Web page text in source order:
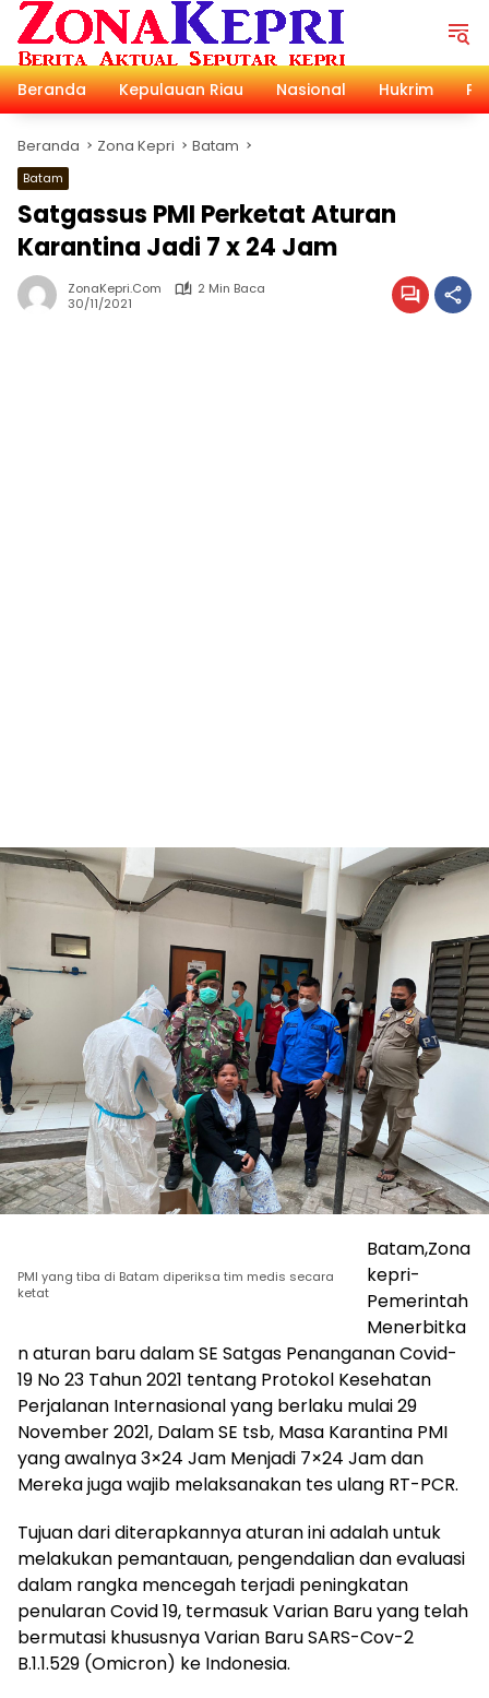
Langsung
konten
Beranda
Kepulauan Riau Nasional Hukrim
Beranda Zona Kepri Batam
Batam
Satgassus PMI Perketat Aturan
Karantina Jadi 7 x 24 Jam
ZonaKepri.com
2 Min Baca
30/11/2021
PMI yang tiba di Batam diperiksa tim medis secara
ketat
Batam,Zona
kepri-
Pemerintah
Menerbitka
n aturan baru dalam SE Satgas Penanganan Covid-
19 No 23 Tahun 2021 tentang Protokol Kesehatan
Perjalanan Internasional yang berlaku mulai 29
November 2021, Dalam SE tsb, Masa Karantina PMI
yang awalnya 3×24 Jam Menjadi 7×24 Jam dan
Mereka juga wajib melaksanakan tes ulang RT-PCR.
Tujuan dari diterapkannya aturan ini adalah untuk
melakukan pemantauan, pengendalian dan evaluasi
dalam rangka mencegah terjadi peningkatan
penularan Covid 19, termasuk Varian Baru yang telah
bermutasi khususnya Varian Baru SARS-Cov-2
B.1.1.529 (Omicron) ke Indonesia.